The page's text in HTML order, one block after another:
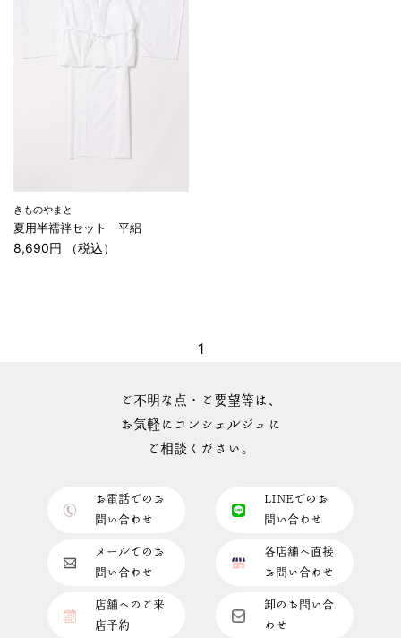
きものやまと
夏用半襦袢セット 平絽
8,690円 （税込）
1
ご不明な点・ご要望等は、
お気軽にコンシェルジュに
ご相談ください。
お電話でのお
問い合わせ
LINEでのお
問い合わせ
メールでのお
問い合わせ
各店舗へ直接
お問い合わせ
店舗へのご来
店予約
卸のお問い合
わせ